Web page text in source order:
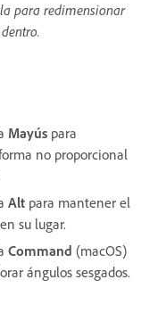
para redimensionar
Mayús para
no proporcional
Alt para mantener el
su lugar.
Command (macOS)
ángulos sesgados.